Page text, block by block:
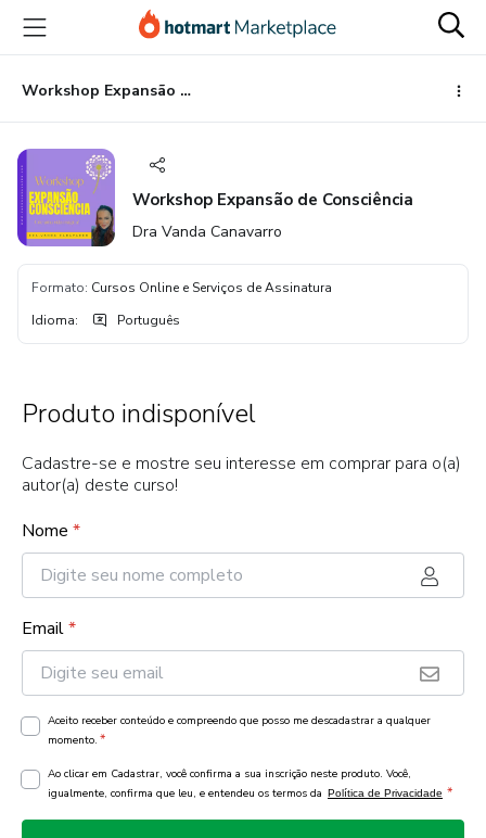
para
conteúdo
principal
para
pagamento
para
rodapé
Workshop Expansão de Consciência
Workshop Expansão de Consciência
Dra Vanda Canavarro
Formato: Cursos Online e Serviços de Assinatura
Idioma: Português
Produto indisponível
Cadastre-se e mostre seu interesse em comprar para o(a)
autor(a) deste curso!
Nome *
Email*
Aceito receber conteúdo e compreendo que posso me descadastrar a qualquer
momento. *
Ao clicar em Cadastrar, você confirma a sua inscrição neste produto. Você,
igualmente, confirma que leu, e entendeu os termos da Política de Privacidade *